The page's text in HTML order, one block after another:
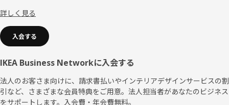
詳しく見る
入会する
IKEA Business Networkに入会する
法人のお客さま向けに、請求書払いやインテリアデザインサービスの割
引など、さまざまな会員特典をご用意。法人担当者があなたのビジネス
をサポートします。入会費・年会費無料。